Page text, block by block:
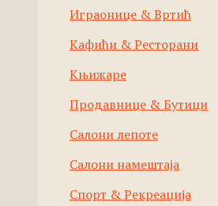
Играонице & Вртић
Кафићи & Ресторани
Књижаре
Продавнице & Бутици
Салони лепоте
Салони намештаја
Спорт & Рекреација